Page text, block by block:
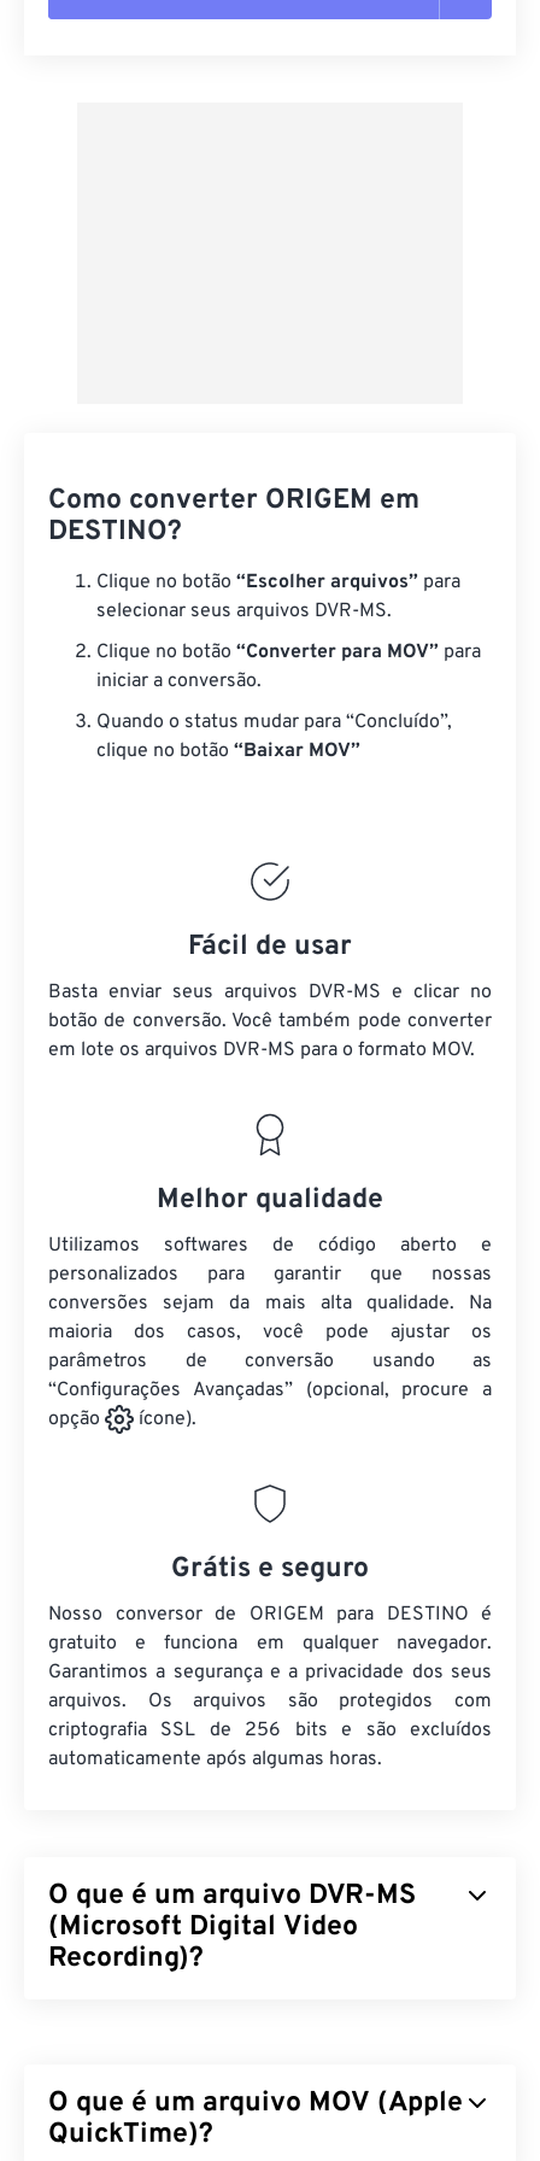
Como converter ORIGEM em
DESTINO?
Clique no botão “Escolher arquivos” para
selecionar seus arquivos DVR-MS.
Clique no botão “Converter para MOV” para
iniciar a conversão.
Quando o status mudar para “Concluído”,
clique no botão “Baixar MOV”
Fácil de usar
Basta enviar seus arquivos DVR-MS e clicar no
botão de conversão. Você também pode converter
em lote os arquivos DVR-MS para o formato MOV.
Melhor qualidade
Utilizamos softwares de código aberto e
personalizados para garantir que nossas
conversões sejam da mais alta qualidade. Na
maioria dos casos, você pode ajustar os
parâmetros de conversão usando as
“Configurações Avançadas” (opcional, procure a
opção
ícone).
Grátis e seguro
Nosso conversor de ORIGEM para DESTINO é
gratuito e funciona em qualquer navegador.
Garantimos a segurança e a privacidade dos seus
arquivos. Os arquivos são protegidos com
criptografia SSL de 256 bits e são excluídos
automaticamente após algumas horas.
O que é um arquivo DVR-MS
(Microsoft Digital Video
Recording)?
Stream Buffer Engine (SBE). O DVR-MS é
propriedade da Microsoft, que o desenvolveu para
O que é um arquivo MOV (Apple
QuickTime)?